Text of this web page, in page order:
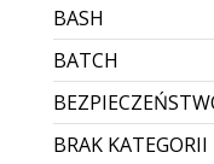
BASH
BATCH
BRAK KATEGORII